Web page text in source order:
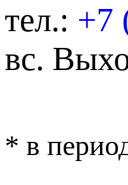
тел.: +7
вс.
* в